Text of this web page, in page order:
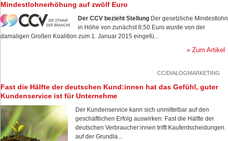
Mindestlohnerhöhung auf zwölf Euro
Der CCV bezieht Stellung Der gesetzliche Mindestlohn
in Höhe von zunächst 8,50 Euro wurde von der
damaligen Großen Koalition zum 1. Januar 2015 eingefü...
» Zum Artikel
CC/DIALOGMARKETING
Fast die Hälfte der deutschen Kund:innen hat das Gefühl, guter
Kundenservice ist für Unternehme
Der Kundenservice kann sich unmittelbar auf den
geschäftlichen Erfolg auswirken: Fast die Hälfte der
deutschen Verbraucher:innen trifft Kaufentscheidungen
auf der Grundla...